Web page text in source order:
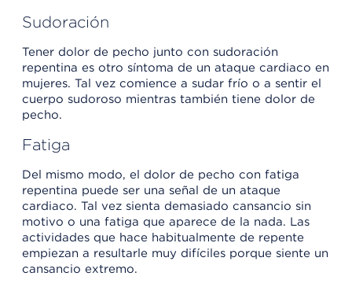
Sudoración
Tener dolor de pecho junto con sudoración
repentina es otro síntoma de un ataque cardiaco en
mujeres. Tal vez comience a sudar frío o a sentir el
cuerpo sudoroso mientras también tiene dolor de
pecho.
Fatiga
Del mismo modo, el dolor de pecho con fatiga
repentina puede ser una señal de un ataque
cardiaco. Tal vez sienta demasiado cansancio sin
motivo o una fatiga que aparece de la nada. Las
actividades que hace habitualmente de repente
empiezan a resultarle muy difíciles porque siente un
cansancio extremo.